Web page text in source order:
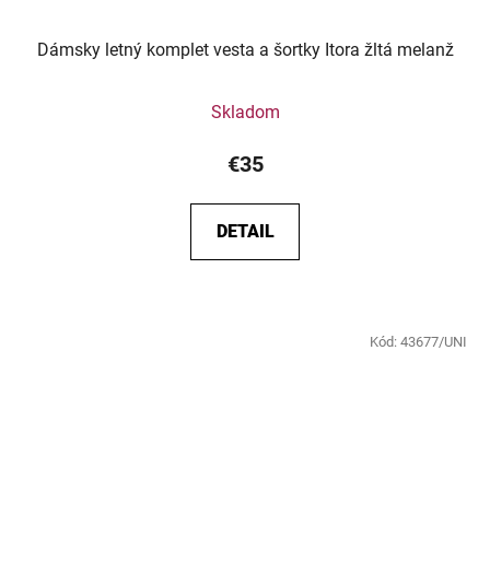
Dámsky letný komplet vesta a šortky Itora žltá melanž
Skladom
€35
DETAIL
Kód: 43677/UNI